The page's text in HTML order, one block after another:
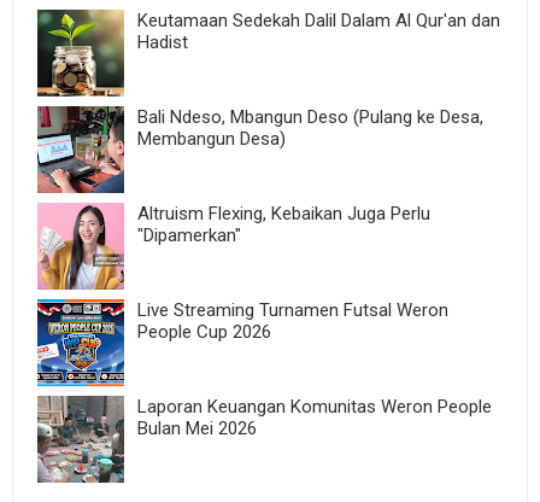
Keutamaan Sedekah Dalil Dalam Al Qur'an dan
Hadist
Bali Ndeso, Mbangun Deso (Pulang ke Desa,
Membangun Desa)
Altruism Flexing, Kebaikan Juga Perlu
"Dipamerkan"
Live Streaming Turnamen Futsal Weron
People Cup 2026
Laporan Keuangan Komunitas Weron People
Bulan Mei 2026